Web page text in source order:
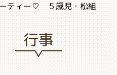
ティー♡ ５歳児・松組
行事